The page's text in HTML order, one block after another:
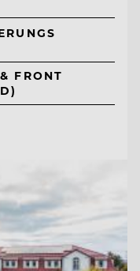
FRONT